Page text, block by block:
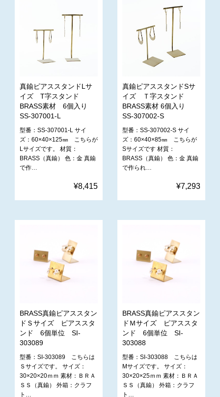
真鍮ピアススタンドLサ
イズ T字スタンド
BRASS素材 6個入り
SS-307001-L
型番：SS-307001-L サイ
ズ：60×40×125㎜ こちらが
Lサイズです。 材質：
BRASS（真鍮） 色：金 真鍮
で作…
¥8,415
真鍮ピアススタンドSサ
イズ Ｔ字スタンド
BRASS素材 6個入り
SS-307002-S
型番：SS-307002-S サイ
ズ：60×40×85㎜ こちらが
Sサイズです 材質：
BRASS（真鍮） 色：金 真鍮
で作られ…
¥7,293
BRASS真鍮ピアススタン
ドＳサイズ ピアススタ
ンド 6個単位 SI-
303089
型番：SI-303089 こちらは
Ｓサイズです。 サイズ：
30×20×20ｍｍ 素材：ＢＲＡ
ＳＳ（真鍮） 外箱：クラフ
ト…
BRASS真鍮ピアススタン
ドＭサイズ ピアススタ
ンド 6個単位 SI-
303088
型番：SI-303088 こちらは
Mサイズです。 サイズ：
30×20×25ｍｍ 素材：ＢＲＡ
ＳＳ（真鍮） 外箱：クラフ
ト…